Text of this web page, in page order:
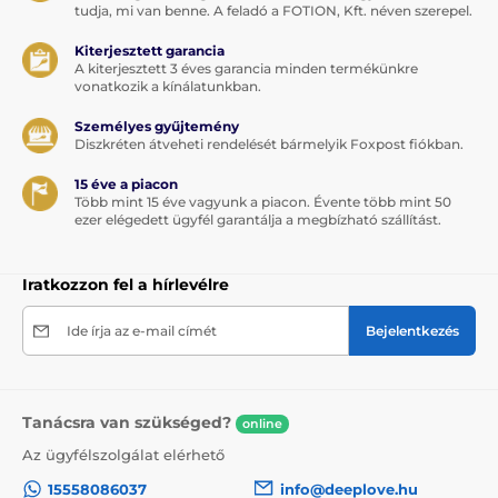
Miért fogja szeretni a LOVEO Nox Purple
vibrátort?
A 4 cm átmérőjű, merev, lekerekített fej
A kemény és teljesen merev testmegtartja a
Nyomás hatására nem hajlik meg, és pontosan
közvetíti azt a hüvely elülső falára.
legszélesebb részt.
A puha szilikonfelület
kellemes marad a bőrrel
Hét manuális program
ritmusokat.
tudja, mi van benne. A feladó a FOTION, Kft. néven szerepel.
Kiterjesztett garancia
A kiterjesztett 3 éves garancia minden termékünkre
vonatkozik a kínálatunkban.
Személyes gyűjtemény
Diszkréten átveheti rendelését bármelyik Foxpost fiókban.
15 éve a piacon
Több mint 15 éve vagyunk a piacon. Évente több mint 50
ezer elégedett ügyfél garantálja a megbízható szállítást.
Iratkozzon fel a hírlevélre
Ide írja az e-mail címét Bejelentkezés
Tanácsra van szükséged? online
Az ügyfélszolgálat elérhető
15558086037
info@deeplove.hu